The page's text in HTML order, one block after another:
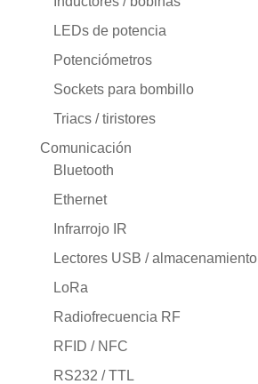
LEDs de potencia
Potenciómetros
Sockets para bombillo
Triacs / tiristores
Comunicación
Bluetooth
Ethernet
Infrarrojo IR
Lectores USB / almacenamiento
LoRa
Radiofrecuencia RF
RFID / NFC
RS232 / TTL